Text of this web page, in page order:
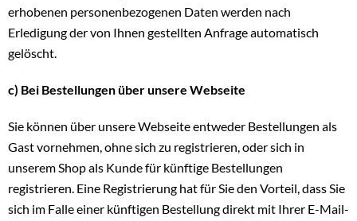
erhobenen personenbezogenen Daten werden nach
Erledigung der von Ihnen gestellten Anfrage automatisch
gelöscht.
c) Bei Bestellungen über unsere Webseite
Sie können über unsere Webseite entweder Bestellungen als
Gast vornehmen, ohne sich zu registrieren, oder sich in
unserem Shop als Kunde für künftige Bestellungen
registrieren. Eine Registrierung hat für Sie den Vorteil, dass Sie
sich im Falle einer künftigen Bestellung direkt mit Ihrer E-Mail-